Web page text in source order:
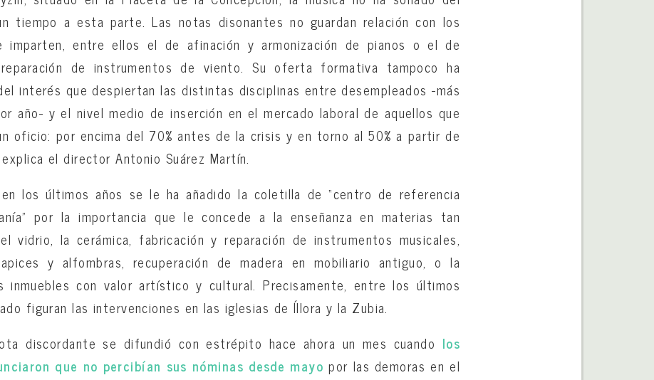
tiempo a esta parte. Las notas disonantes no guardan relación con los
imparten, entre ellos el de afinación y armonización de pianos o el de
de instrumentos de viento. Su oferta formativa tampoco ha
interés que despiertan las distintas disciplinas entre desempleados -más
año- y el nivel medio de inserción en el mercado laboral de aquellos que
oficio: por encima del 70% antes de la crisis y en torno al 50% a partir de
el director Antonio Suárez Martín.
los últimos años se le ha añadido la coletilla de “centro de referencia
por la importancia que le concede a la enseñanza en materias tan
vidrio, la cerámica, fabricación y reparación de instrumentos musicales,
y alfombras, recuperación de madera en mobiliario antiguo, o la
inmuebles con valor artístico y cultural. Precisamente, entre los últimos
figuran las intervenciones en las iglesias de Íllora y la Zubia.
discordante se difundió con estrépito hace ahora un mes cuando los
que no percibían sus nóminas desde mayo por las demoras en el